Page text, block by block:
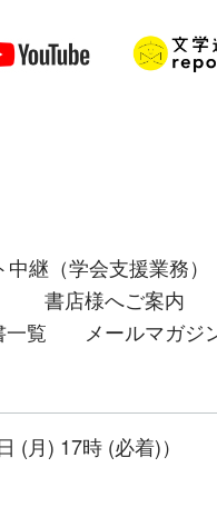
継（学会支援業務）
書店様へご案内
一覧
メールマガジ
(月) 17時 (必着)）